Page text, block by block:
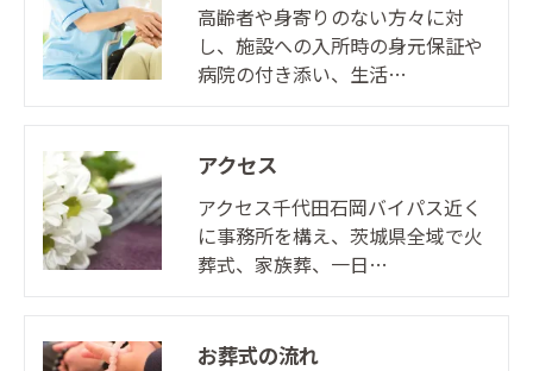
高齢者や身寄りのない方々に対
し、施設への入所時の身元保証や
病院の付き添い、生活…
アクセス
アクセス千代田石岡バイパス近く
に事務所を構え、茨城県全域で火
葬式、家族葬、一日…
お葬式の流れ